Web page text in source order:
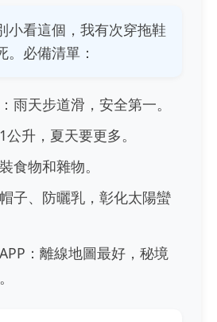
小看這個，我有次穿拖鞋
。必備清單：
雨天步道滑，安全第一。
升，夏天要更多。
食物和雜物。
子、防曬乳，彰化太陽蠻
：離線地圖最好，秘境